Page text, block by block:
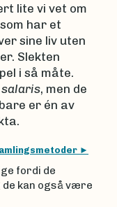
lite vi vet om
har et
sine liv uten
Slekten
i så måte.
salaris, men de
er én av
fordi de
kan også være